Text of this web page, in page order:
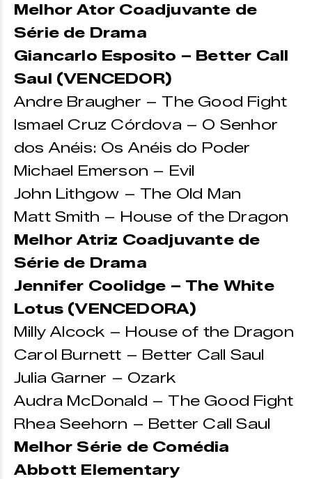
Melhor Ator Coadjuvante de
Série de Drama
Giancarlo Esposito – Better Call
Saul (VENCEDOR)
Andre Braugher – The Good Fight
Ismael Cruz Córdova – O Senhor
dos Anéis: Os Anéis do Poder
Michael Emerson – Evil
John Lithgow – The Old Man
Matt Smith – House of the Dragon
Melhor Atriz Coadjuvante de
Série de Drama
Jennifer Coolidge – The White
Lotus (VENCEDORA)
Milly Alcock – House of the Dragon
Carol Burnett – Better Call Saul
Julia Garner – Ozark
Audra McDonald – The Good Fight
Rhea Seehorn – Better Call Saul
Melhor Série de Comédia
Abbott Elementary